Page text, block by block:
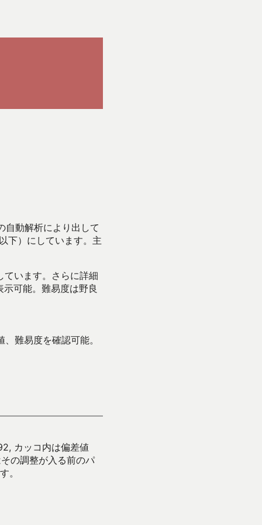
自動解析により出して
下）にしています。主
います。さらに詳細
可能。難易度は野良
難易度を確認可能。
カッコ内は偏差値
の調整が入る前のパ
。